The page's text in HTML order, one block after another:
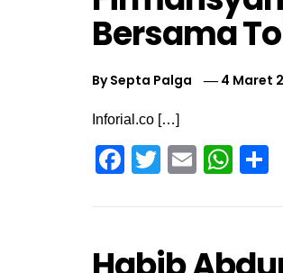
Bersama
BySepta Palga 4 Maret
Inforial.co […]
Facebook
TwitterEmail